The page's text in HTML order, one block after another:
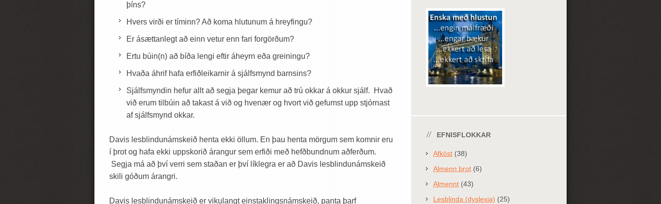
þíns?
Hvers virði er tíminn? Að koma hlutunum á hreyfingu?
Er ásættanlegt að einn vetur enn fari forgörðum?
Ertu búin(n) að bíða lengi eftir áheyrn eða greiningu?
Hvaða áhrif hafa erfiðleikarnir á sjálfsmynd barnsins?
Sjálfsmyndin hefur allt að segja þegar kemur að trú okkar á okkur sjálf. Hvað
við erum tilbúin að takast á við og hvenær og hvort við gefumst upp stjórnast
af sjálfsmynd okkar.
Davis lesblindunámskeið henta ekki öllum. En þau henta mörgum sem komnir eru
í þrot og hafa ekki uppskorið árangur sem erfiði með hefðbundnum aðferðum.
Segja má að því verri sem staðan er því líklegra er að Davis lesblindunámskeið
skili góðum árangri.
Davis lesblindunámskeið er vikulangt einstaklingsnámskeið, panta þarf
EFNISFLOKKAR
Afköst (38)
Almenn brot (6)
Almennt (43)
Lesblinda (dyslexia) (25)